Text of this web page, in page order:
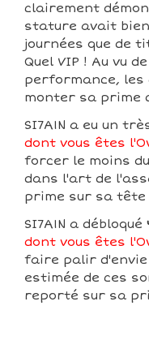
clairement
stature avait
journées que de
Quel VIP ! Au vu
performance, les
monter sa prime
SI7A1N a eu un
dont vous êtes
forcer le moins
dans l'art de
prime sur sa tête
SI7A1N a débloqué
dont vous êtes
faire palir d'envie
estimée de ces
reporté sur sa